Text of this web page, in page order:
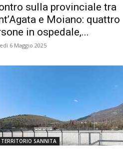
sulla provinciale tra
e Moiano: quattro
in ospedale,...
6 Maggio 2025
SANNITA